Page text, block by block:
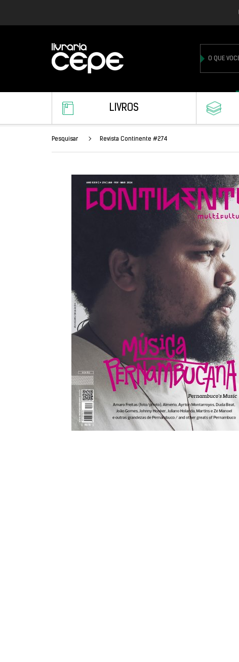
LIVROS
Pesquisar Revista Continente #274